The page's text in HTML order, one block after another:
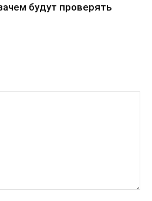
будут проверять